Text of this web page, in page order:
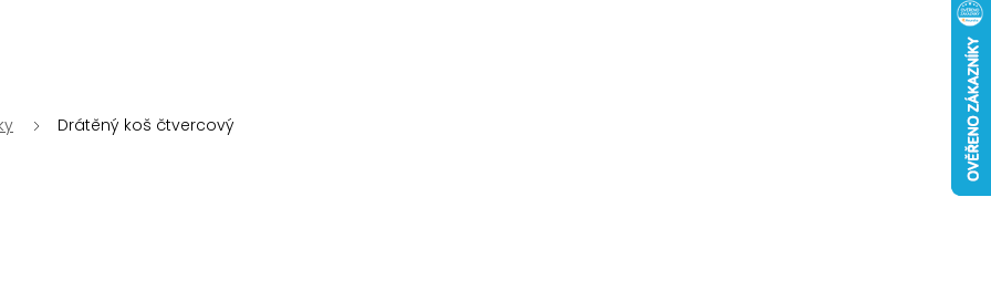
Drátěný koš čtvercový